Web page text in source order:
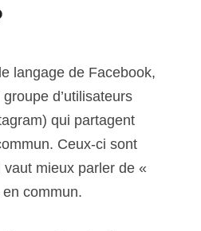
langage de Facebook,
d’utilisateurs
qui partagent
Ceux-ci sont
vaut mieux parler de «
en commun.